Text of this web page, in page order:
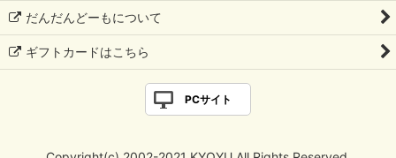
だんだんどーもについて
ギフトカードはこちら
PCサイト